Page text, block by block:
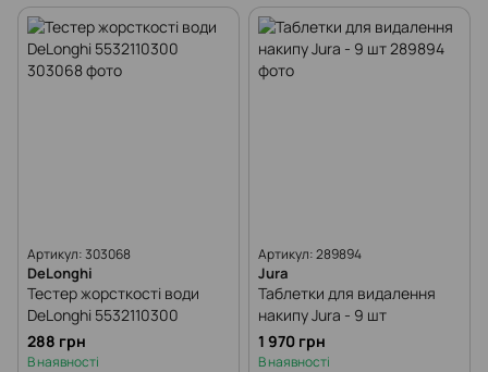
Артикул: 303068
DeLonghi
Тестер жорсткості води
DeLonghi 5532110300
288 грн
В наявності
Артикул: 289894
Jura
Таблетки для видалення
накипу Jura - 9 шт
1 970 грн
В наявності